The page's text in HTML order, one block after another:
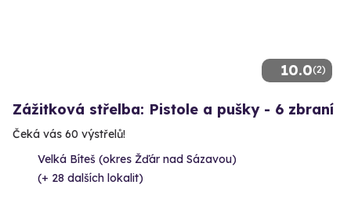
10.0(2)
Zážitková střelba: Pistole a pušky - 6 zbraní
Čeká vás 60 výstřelů!
Velká Bíteš (okres Žďár nad Sázavou)
(+ 28 dalších lokalit)